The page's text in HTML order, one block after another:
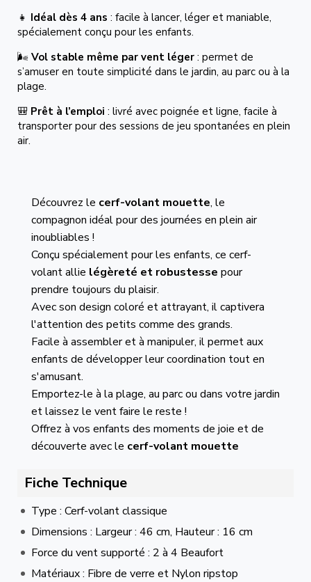
Découvrez le cerf-volant mouette, le
compagnon idéal pour des journées en plein air
inoubliables !
Conçu spécialement pour les enfants, ce cerf-
volant allie légèreté et robustesse pour
prendre toujours du plaisir.
Avec son design coloré et attrayant, il captivera
l'attention des petits comme des grands.
Facile à assembler et à manipuler, il permet aux
enfants de développer leur coordination tout en
s'amusant.
Emportez-le à la plage, au parc ou dans votre jardin
et laissez le vent faire le reste !
Offrez à vos enfants des moments de joie et de
découverte avec le cerf-volant mouette
Fiche Technique
Type : Cerf-volant classique
Dimensions : Largeur : 46 cm, Hauteur : 16 cm
Force du vent supporté : 2 à 4 Beaufort
Matériaux : Fibre de verre et Nylon ripstop
👧 Idéal dès 4 ans : facile à lancer, léger et maniable,
spécialement conçu pour les enfants.
🌬️ Vol stable même par vent léger : permet de
s’amuser en toute simplicité dans le jardin, au parc ou à la
plage.
🎒 Prêt à l’emploi : livré avec poignée et ligne, facile à
transporter pour des sessions de jeu spontanées en plein
air.